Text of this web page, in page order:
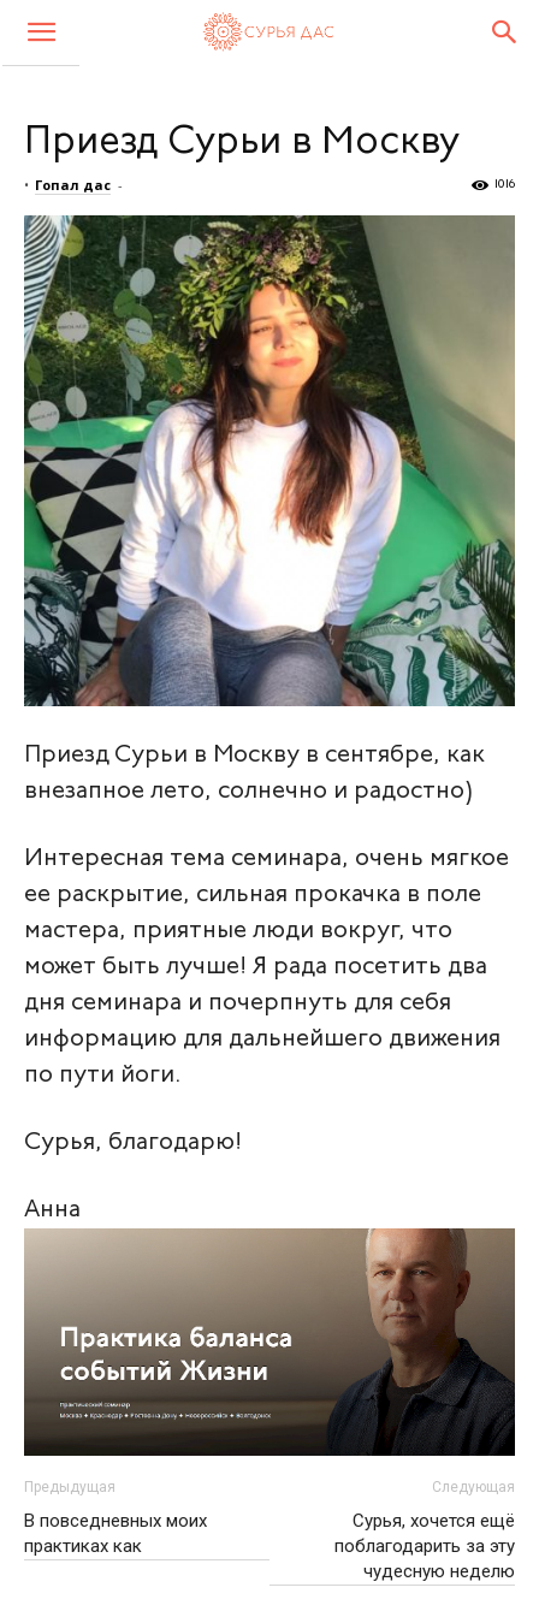
Приезд Сурьи в Москву
• Гопал дас - 1016
Приезд Сурьи в Москву в сентябре, как
внезапное лето, солнечно и радостно)
Интересная тема семинара, очень мягкое
ее раскрытие, сильная прокачка в поле
мастера, приятные люди вокруг, что
может быть лучше! Я рада посетить два
дня семинара и почерпнуть для себя
информацию для дальнейшего движения
по пути йоги.
Сурья, благодарю!
Анна
Предыдущая
В повседневных моих
практиках как
Следующая
Сурья, хочется ещё
поблагодарить за эту
чудесную неделю